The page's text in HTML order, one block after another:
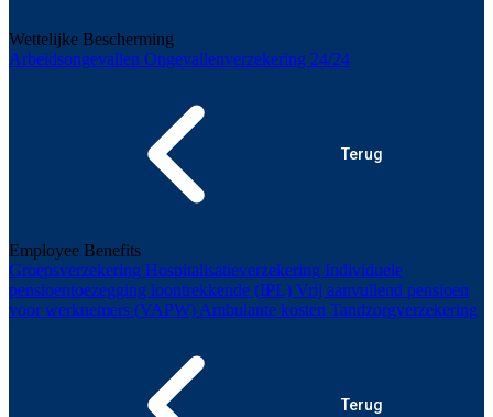
Wettelijke Bescherming
Arbeidsongevallen Ongevallenverzekering 24/24
Terug
Employee Benefits
Groepsverzekering Hospitalisatieverzekering Individuele
pensioentoezegging loontrekkende (IPL) Vrij aanvullend pensioen
voor werknemers (VAPW) Ambulante kosten Tandzorgverzekering
Terug